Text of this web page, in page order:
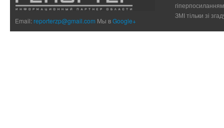
Email:reporterzp@gmail.com Мы вGoogle+
ЗМІ тільки зі